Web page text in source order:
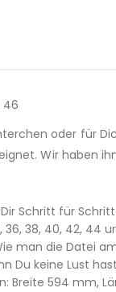
46
oder für
Wir haben
Schritt für
36, 38, 40, 42,
man die Datei
Du keine
Breite 594 mm,